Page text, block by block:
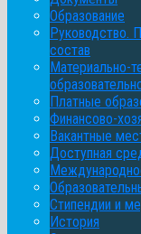
Образование
Руководство.
состав
Материально-
Платные
Финансово-
Вакантные
Доступная
Стипендии и
История